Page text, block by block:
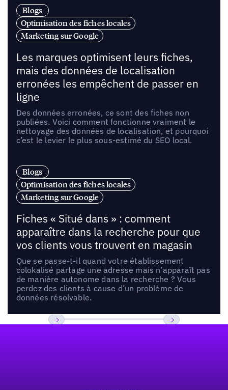
Blogs
Optimisation des fiches locales
Marketing sur Google
Les marques optimisent leurs fiches,
mais des données de localisation
erronées les empêchent de passer en
ligne
Des données erronées, ce sont des fiches non
publiées. Voici comment fonctionne vraiment le
nettoyage des données de localisation, et pourquoi
c’est le levier le plus sous-estimé du SEO local.
Blogs
Optimisation des fiches locales
Marketing sur Google
Fiches « Situé dans » : comment
apparaître dans la recherche pour que
vos clients vous trouvent en magasin
Que se passe-t-il quand votre établissement
colokalisé partage une adresse mais n’apparaît pas
de manière autonome dans la recherche ? Vous
perdez des clients à cause d’un problème de
données résolvable.